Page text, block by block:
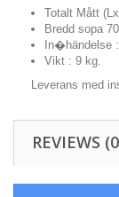
Totalt Mått
Bredd sopa
In�händelse
Vikt : 9 kg.
Leverans med
REVIEWS